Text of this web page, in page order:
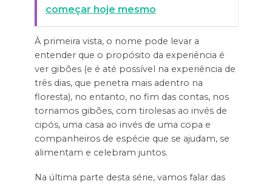
começar hoje mesmo
À primeira vista, o nome pode levar a
entender que o propósito da experiência é
ver gibões (e é até possível na experiência de
três dias, que penetra mais adentro na
floresta), no entanto, no fim das contas, nos
tornamos gibões, com tirolesas ao invés de
cipós, uma casa ao invés de uma copa e
companheiros de espécie que se ajudam, se
alimentam e celebram juntos.
Na última parte desta série, vamos falar das